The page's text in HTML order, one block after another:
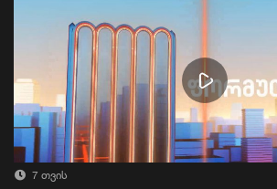
7 თვის